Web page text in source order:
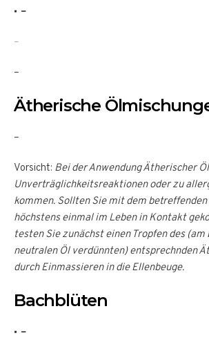
–
–
–
Ätherische
–
Vorsicht: Bei der Anwendung Ätherischer
Unverträglichkeitsreaktionen oder zu
kommen. Sollten Sie mit dem betreffenden
höchstens einmal im Leben in Kontakt
testen Sie zunächst einen Tropfen des
neutralen Öl verdünnten) entsprechnden
durch Einmassieren in die Ellenbeuge.
Bachblüten
–